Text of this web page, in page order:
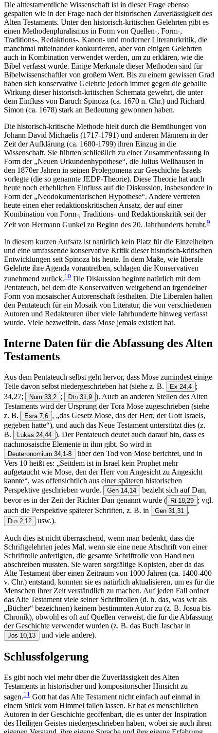
Die alttestamentliche Wissenschaft ist in dieser Frage ebenso
gespalten wie in der Frage nach der historischen Zuverlässigkeit des
Alten Testaments. Unter den historisch-kritischen Gelehrten gibt es
einen Methodenpluralismus in Form von Quellen-, Form-,
Traditions-, Redaktions-, Kanon- und moderner Literaturkritik, die
manchmal miteinander konkurrieren, aber von einigen Gelehrten
auch in Kombination verwendet werden, um zu erklären, wie die
Bibel verfasst wurde. Einige Merkmale dieser Methoden sind für
Bibelwissenschaftler von großem Wert. Bis zu einem gewissen Grad
haben sich konservative Gelehrte jedoch immer gegen die geballte
Wirkung dieser historisch-kritischen Schemata gewehrt, die unter
dem Einfluss von Baruch Spinoza (ca. 1670 n. Chr.) und Richard
Simon (ca. 1678) stark an Bedeutung gewonnen haben.
Die historisch-kritische Methode hielt durch die Bemühungen von
Johann David Michaelis (1717-1791) und anderen Männern in der
Zeit der Aufklärung (ca. 1680-1799) ihren Einzug in die
Wissenschaft. Sie führten schließlich zu einer Zusammenfassung in
Form der „Neuen Urkundenhypothese“, die Julius Wellhausen in
den 1870er Jahren in seinen Prolegomena zur Geschichte Israels
vorlegte (die so genannte JEDP-Theorie). Diese Theorie hat auch
heute noch erheblichen Einfluss auf die Diskussion, insbesondere in
Form der „Neodokumentarischen Hypothese“. Andere vertreten
heute einen eher redaktionskritischen Ansatz, der auf einer
Kombination von Form-, Traditions- und Redaktionskritik seit der
Zeit von Hermann Gunkel zu Beginn des 20. Jahrhunderts beruht.9
In diesem kurzen Aufsatz ist natürlich kein Platz für die Einzelheiten
und eine umfassende konservative Kritik dieser historisch-kritischen
Entwicklungen seit Spinoza bis heute. In dem Maße, wie liberale
Gelehrte ihre Agenda vorantreiben, schlagen die Konservativen
zunehmend zurück.10 Die Diskussion beginnt natürlich mit dem
Pentateuch, bei dem die Konservativen weitgehend an irgendeiner
Form von mosaischer Autorenschaft festhalten. Die Liberalen halten
den Pentateuch für ein Mosaik von Literatur, die von verschiedenen
Autoren und Redakteuren über viele Jahrhunderte hinweg verfasst
wurde. Viele bezweifeln, dass Mose jemals existiert hat.
Interne Daten für die Abfassung des Alten
Testaments
Aus dem Pentateuch selbst geht hervor, dass Mose zumindest einige
Teile davon selbst niedergeschrieben hat (siehe z. B.
Ex 24,4 ;
34,27;
Num 33,2 ; Dtn 31,9 ). Auch an anderen Stellen des Alten
Testaments wird der Ursprung der Tora Mose zugeschrieben (siehe
z. B.
Esra 7,6 , „das Gesetz Mose, das der Herr, der Gott Israels,
gegeben hatte“), und auch das Neue Testament unterstützt dies (z.
B.
Lukas 24,44 ). Der Pentateuch deutet auch darauf hin, dass es
nachmosaische Elemente in ihm gibt. So wird in
Deuteronomium 34,1-8
über den Tod von Mose berichtet, und in
Vers 10 heißt es: „Seitdem ist in Israel kein Prophet mehr
aufgetaucht wie Mose, den der Herr von Angesicht zu Angesicht
kannte“, was offensichtlich aus einer späteren historischen
Perspektive geschrieben wurde.
Gen 14,14
bezieht sich auf Dan,
bevor es in der Zeit der Richter Dan genannt wurde ( Ri 18,29 ; vgl.
auch die Perspektive späterer Schriften, z. B. in
Gen 31,31 ,
Dtn 2,12 usw.).
Auch dies ist nicht überraschend, wenn man bedenkt, dass die
Schriftgelehrten jedes Mal, wenn sie eine neue Abschrift von einer
Schriftrolle anfertigten, die gesamte Schriftrolle von Hand neu
abschreiben mussten. Sie waren sorgfältige Kopisten, aber da das
Alte Testament über einen Zeitraum von 1000 Jahren (ca. 1400-400
v. Chr.) entstand, konnten sie es natürlich aktualisieren, um es für die
Menschen ihrer Zeit verständlich zu machen. Auf jeden Fall ordnet
das Alte Testament viele seiner Schriftrollen (d. h. das, was wir als
„Bücher“ bezeichnen) keinem bestimmten Autor zu (z. B. Josua bis
Chronik), obwohl es oft auf Quellen verweist, die für die Abfassung
der Geschichte verwendet wurden (z. B. das Buch Jaschar in
Jos 10,13 und viele andere).
Schlussfolgerung
Es gibt noch viel mehr über die Zuverlässigkeit des Alten
Testaments in historischer und kompositorischer Hinsicht zu
sagen.11 Gott hat das Alte Testament nicht einfach auf einmal in
einem Stück vom Himmel fallen lassen. Er hat es menschlichen
Autoren in der Geschichte geoffenbart, die es unter der Inspiration
des Heiligen Geistes niedergeschrieben haben, wobei sie auch ihren